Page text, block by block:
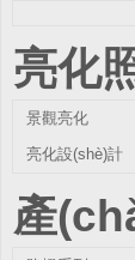
亮化
景觀亮化
亮化設(shè)計
產